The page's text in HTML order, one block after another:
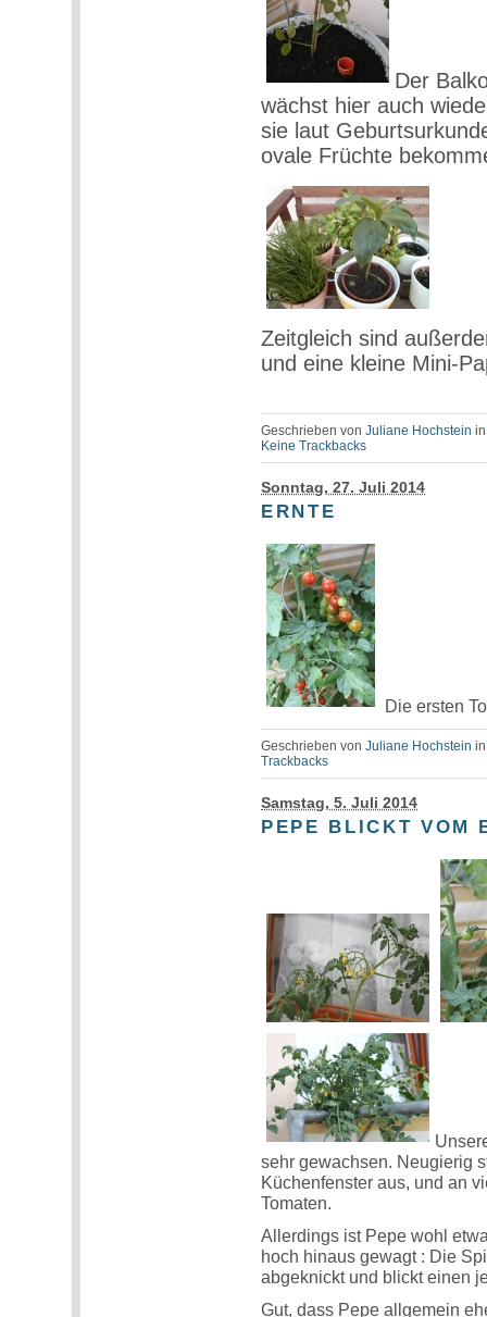
Der
wächst hier auch
sie laut
ovale Früchte
Zeitgleich sind
und eine kleine Mini-
Geschrieben vonJuliane Hochstein
Keine Trackbacks
Sonntag, 27. Juli 2014
ERNTE
Die ersten
Geschrieben vonJuliane Hochstein
Trackbacks
Samstag, 5. Juli 2014
PEPE BLICKT VOM
sehr gewachsen. Neugierig
Küchenfenster aus, und an
Tomaten.
Allerdings ist Pepe wohl
hoch hinaus gewagt : Die
abgeknickt und blickt einen
Gut, dass Pepe allgemein